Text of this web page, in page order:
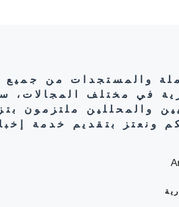
والمستجدات من جميع
في مختلف المجالات،
والمحللين ملتزمون
ونعتز بتقديم خدمة